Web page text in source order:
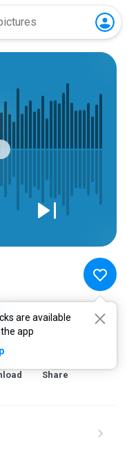
are available
app
Share